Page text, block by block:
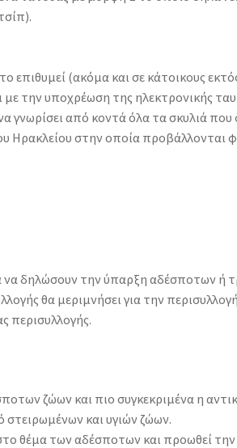
(ακόμα και σε κάτοικους
την υποχρέωση της ηλεκτρονικής
γνωρίσει από κοντά όλα τα σκυλιά που
Ηρακλείου στην οποία
να δηλώσουν την ύπαρξη αδέσποτων ή
θα μεριμνήσει για την
περισυλλογής.
ζώων και πιο συγκεκριμένα η
και υγιών ζώων.
θέμα των αδέσποτων και προωθεί την